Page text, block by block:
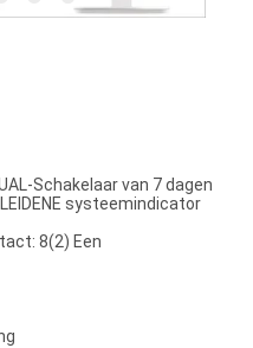
Schakelaar van 7 dagen
systeemindicator
8(2) Een